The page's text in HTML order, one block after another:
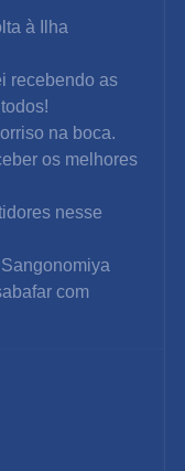
à Ilha
recebendo as
na boca.
os melhores
nesse
com